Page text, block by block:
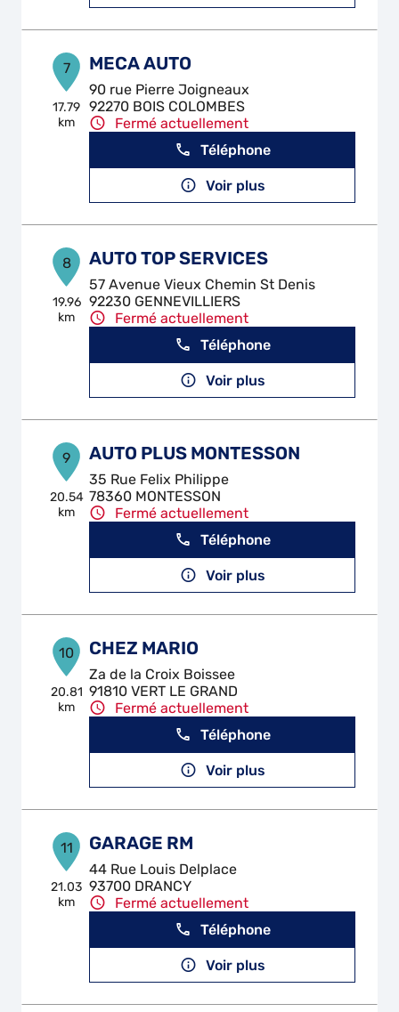
7
17.79
km
MECA AUTO
90 rue Pierre Joigneaux
92270 BOIS COLOMBES
Fermé actuellement
Téléphone
Voir plus
8
19.96
km
AUTO TOP SERVICES
57 Avenue Vieux Chemin St Denis
92230 GENNEVILLIERS
Fermé actuellement
Téléphone
Voir plus
9
20.54
km
AUTO PLUS MONTESSON
35 Rue Felix Philippe
78360 MONTESSON
Fermé actuellement
Téléphone
Voir plus
10
20.81
km
CHEZ MARIO
Za de la Croix Boissee
91810 VERT LE GRAND
Fermé actuellement
Téléphone
Voir plus
11
21.03
km
GARAGE RM
44 Rue Louis Delplace
93700 DRANCY
Fermé actuellement
Téléphone
Voir plus